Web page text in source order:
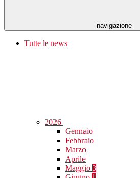
navigazione
Tutte le news
2026
Gennaio
Febbraio
Marzo
Aprile
Maggio 3